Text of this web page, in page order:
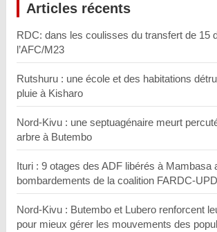
Articles récents
RDC: dans les coulisses du transfert de 15
l’AFC/M23
Rutshuru : une école et des habitations
pluie à Kisharo
Nord-Kivu : une septuagénaire meurt
arbre à Butembo
Ituri : 9 otages des ADF libérés à Mambasa
bombardements de la coalition FARDC-
Nord-Kivu : Butembo et Lubero renforcent
pour mieux gérer les mouvements des